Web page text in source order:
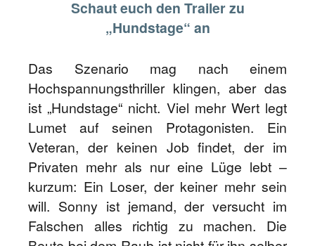
Schaut euch den Trailer zu
„Hundstage“ an
Das Szenario mag nach einem
Hochspannungsthriller klingen, aber das
ist „Hundstage“ nicht. Viel mehr Wert legt
Lumet auf seinen Protagonisten. Ein
Veteran, der keinen Job findet, der im
Privaten mehr als nur eine Lüge lebt –
kurzum: Ein Loser, der keiner mehr sein
will. Sonny ist jemand, der versucht im
Falschen alles richtig zu machen. Die